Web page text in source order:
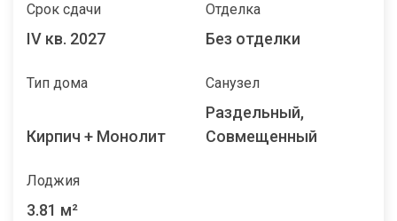
Срок сдачи
IV кв. 2027
Отделка
Без отделки
Тип дома
Кирпич + Монолит
Санузел
Раздельный,
Совмещенный
Лоджия
3.81 м²